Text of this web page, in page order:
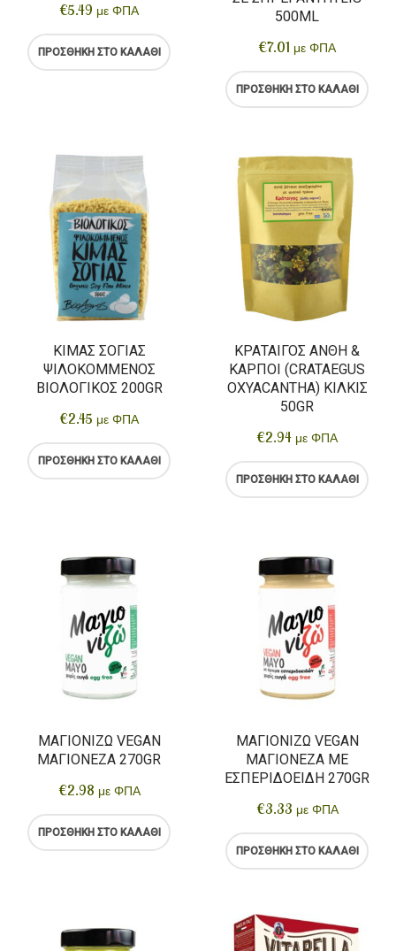
€5.49 με ΦΠΑ
ΠΡΟΣΘΉΚΗ ΣΤΟ ΚΑΛΆΘΙ
500ML
€7.01 με ΦΠΑ
ΠΡΟΣΘΉΚΗ ΣΤΟ ΚΑΛΆΘΙ
ΚΙΜΆΣ ΣΌΓΙΑΣ
ΨΙΛΟΚΟΜΜΈΝΟΣ
ΒΙΟΛΟΓΙΚΌΣ 200GR
€2.45 με ΦΠΑ
ΠΡΟΣΘΉΚΗ ΣΤΟ ΚΑΛΆΘΙ
ΚΡΆΤΑΙΓΟΣ ΆΝΘΗ &
ΚΑΡΠΟΊ (CRATAEGUS
OXYACANTHA) ΚΙΛΚΊΣ
50GR
€2.94 με ΦΠΑ
ΠΡΟΣΘΉΚΗ ΣΤΟ ΚΑΛΆΘΙ
ΜΑΓΙΟΝΙΖΏ VEGAN
ΜΑΓΙΟΝΈΖΑ 270GR
€2.98 με ΦΠΑ
ΠΡΟΣΘΉΚΗ ΣΤΟ ΚΑΛΆΘΙ
ΜΑΓΙΟΝΙΖΏ VEGAN
ΜΑΓΙΟΝΈΖΑ ΜΕ
ΕΣΠΕΡΙΔΟΕΙΔΉ 270GR
€3.33 με ΦΠΑ
ΠΡΟΣΘΉΚΗ ΣΤΟ ΚΑΛΆΘΙ